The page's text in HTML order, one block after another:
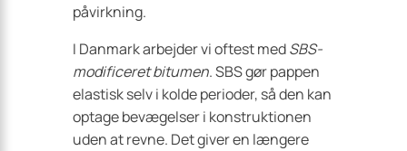
påvirkning.
I Danmark arbejder vi oftest medSBS-
modificeret bitumen. SBS gør pappen
elastisk selv i kolde perioder, så den kan
optage bevægelser i konstruktionen
uden at revne. Det giver en længere